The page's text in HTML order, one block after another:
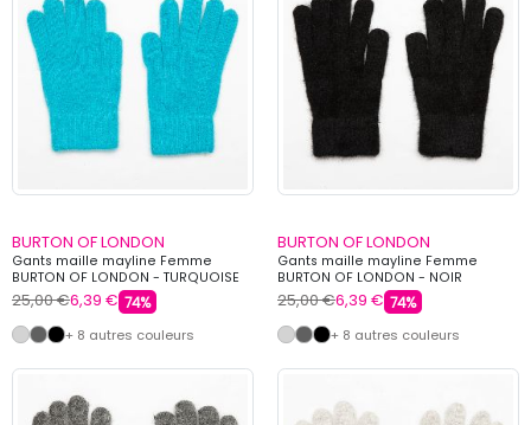
BURTON OF LONDON
Gants maille mayline Femme
BURTON OF LONDON - TURQUOISE
25,00 €6,39 € 74%
+ 8 autres couleurs
BURTON OF LONDON
Gants maille mayline Femme
BURTON OF LONDON - NOIR
25,00 €6,39 € 74%
+ 8 autres couleurs